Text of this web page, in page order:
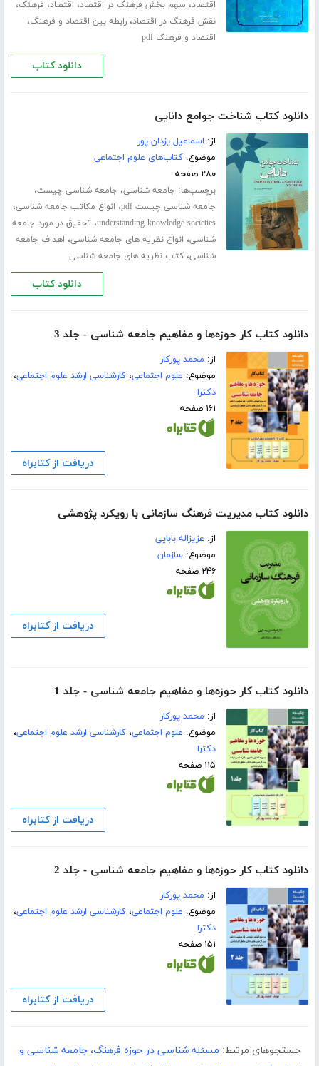
اقتصاد، سهم بخش فرهنگ در اقتصاد، اقتصاد، فرهنگ،
نقش فرهنگ در اقتصاد،رابطه بین اقتصاد و فرهنگ،
اقتصاد و فرهنگ pdf
دانلود کتاب
دانلود کتاب شناخت جوامع دانایی
از: اسماعیل یزدان پور
موضوع:کتاب‌های علوم اجتماعی
۲۸۰ صفحه
برچسب‌ها: جامعه شناسی، جامعه شناسی چیست،
جامعه شناسی چیست pdf ، انواع مکاتب جامعه شناسی،
understanding knowledge societies، تحقیق در مورد جامعه
شناسی، انواع نظریه های جامعه شناسی، اهداف جامعه
شناسی،کتاب نظریه های جامعه شناسی
دانلود کتاب
دانلود کتاب کار حوزه‌ها و مفاهیم جامعه شناسی - جلد 3
از: محمد پورکار
موضوع: علوم اجتماعی،کارشناسی ارشد علوم اجتماعی،
دکترا
۱۶۱ صفحه
دریافت از کتابراه
دانلود کتاب مدیریت فرهنگ سازمانی با رویکرد پژوهشی
از: عزیزاله بابایی
موضوع:سازمان
۲۴۶ صفحه
دریافت از کتابراه
دانلود کتاب کار حوزه‌ها و مفاهیم جامعه شناسی - جلد 1
از: محمد پورکار
موضوع: علوم اجتماعی،کارشناسی ارشد علوم اجتماعی،
دکترا
۱۱۵ صفحه
دریافت از کتابراه
دانلود کتاب کار حوزه‌ها و مفاهیم جامعه شناسی - جلد 2
از: محمد پورکار
موضوع: علوم اجتماعی،کارشناسی ارشد علوم اجتماعی،
دکترا
۱۵۱ صفحه
دریافت از کتابراه
جستجوهای مرتبط: مسئله شناسی در حوزه فرهنگ، جامعه شناسی و